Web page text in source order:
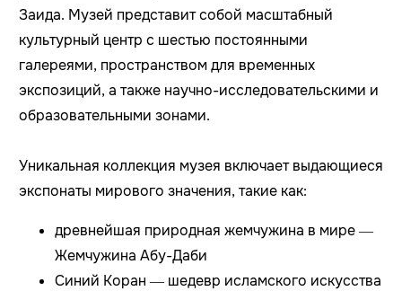
Заида. Музей представит собой масштабный
культурный центр с шестью постоянными
галереями, пространством для временных
экспозиций, а также научно-исследовательскими и
образовательными зонами.
Уникальная коллекция музея включает выдающиеся
экспонаты мирового значения, такие как:
древнейшая природная жемчужина в мире —
Жемчужина Абу-Даби
Синий Коран — шедевр исламского искусства